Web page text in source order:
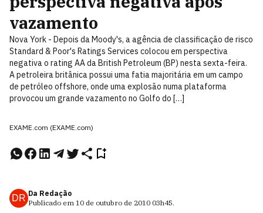
vazamento
Nova York - Depois da Moody's, a agência de classificação de risco
Standard & Poor's Ratings Services colocou em perspectiva
negativa o rating AA da British Petroleum (BP) nesta sexta-feira.
A petroleira britânica possui uma fatia majoritária em um campo
de petróleo offshore, onde uma explosão numa plataforma
provocou um grande vazamento no Golfo do […]
EXAME.com (EXAME.com)
DR Da Redação
Publicado em 10 de outubro de 2010 03h45.